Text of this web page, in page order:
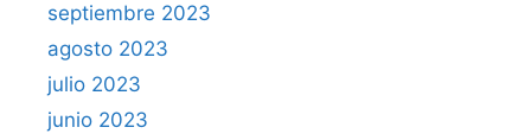
septiembre 2023
agosto 2023
julio 2023
junio 2023